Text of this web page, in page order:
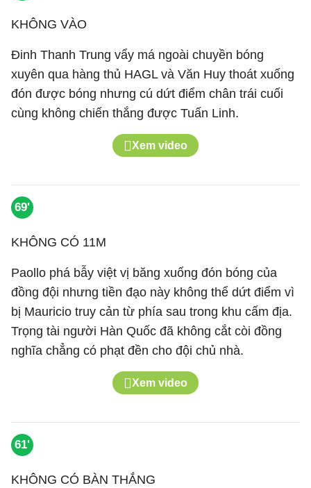
KHÔNG VÀO
Đinh Thanh Trung vẩy má ngoài chuyền bóng
xuyên qua hàng thủ HAGL và Văn Huy thoát xuống
đón được bóng nhưng cú dứt điểm chân trái cuối
cùng không chiến thắng được Tuấn Linh.
Xem video
69'
KHÔNG CÓ 11M
Paollo phá bẫy việt vị băng xuống đón bóng của
đồng đội nhưng tiền đạo này không thể dứt điểm vì
bị Mauricio truy cản từ phía sau trong khu cấm địa.
Trọng tài người Hàn Quốc đã không cắt còi đồng
nghĩa chẳng có phạt đền cho đội chủ nhà.
Xem video
61'
KHÔNG CÓ BÀN THẮNG